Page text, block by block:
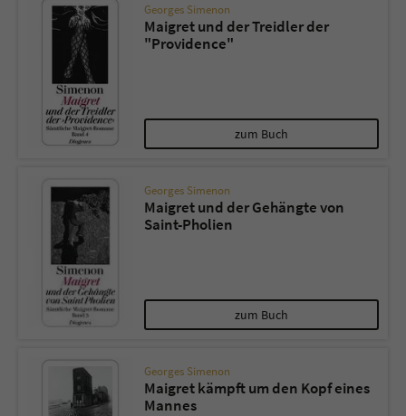
Georges Simenon
Maigret und der Treidler der
"Providence"
zum Buch
Georges Simenon
Maigret und der Gehängte von
Saint-Pholien
zum Buch
Georges Simenon
Maigret kämpft um den Kopf eines
Mannes